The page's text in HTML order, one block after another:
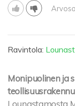
Ravintola:
Monipuolinen ja